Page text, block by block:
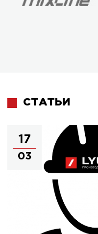
СТАТЬИ
17
03